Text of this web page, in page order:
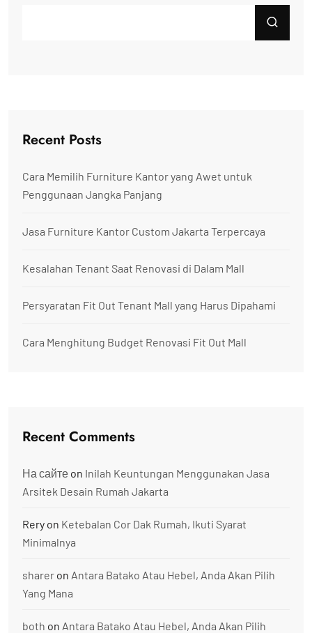
Recent Posts
Cara Memilih Furniture Kantor yang Awet untuk
Penggunaan Jangka Panjang
Jasa Furniture Kantor Custom Jakarta Terpercaya
Kesalahan Tenant Saat Renovasi di Dalam Mall
Persyaratan Fit Out Tenant Mall yang Harus Dipahami
Cara Menghitung Budget Renovasi Fit Out Mall
Recent Comments
На сайте on Inilah Keuntungan Menggunakan Jasa
Arsitek Desain Rumah Jakarta
Rery on Ketebalan Cor Dak Rumah, Ikuti Syarat
Minimalnya
sharer on Antara Batako Atau Hebel, Anda Akan Pilih
Yang Mana
both on Antara Batako Atau Hebel, Anda Akan Pilih